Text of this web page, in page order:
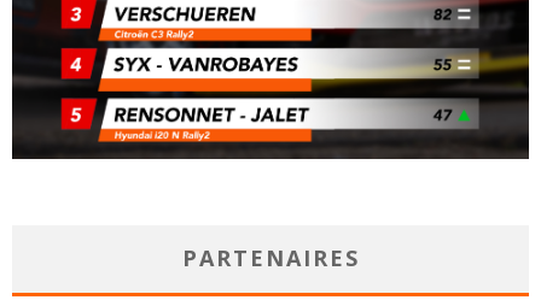
PARTENAIRES